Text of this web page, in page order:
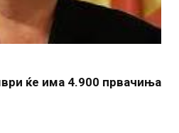
ќе има 4.900 првачиња